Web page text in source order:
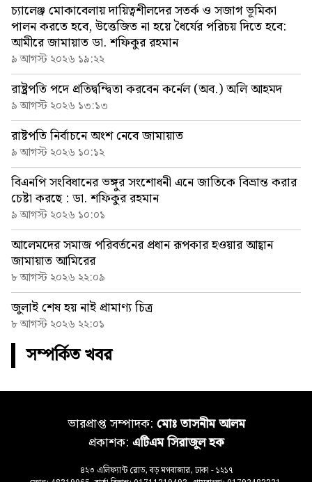
চ্যালেঞ্জ মোকাবেলায় দায়িত্বশীলদের সতর্ক ও সজাগ ভূমিকা
পালন করতে হবে, উত্তেজিত না হয়ে ধৈর্যের পরিচয় দিতে হবে:
আমীরে জামায়াত ডা. শফিকুর রহমান
৯ আগস্ট ২০২৬ ১৯:২২
রাষ্ট্রপতি পদে প্রতিদ্বন্দ্বিতা করবেন কর্নেল (অব.) অলি আহমদ
৯ আগস্ট ২০২৬ ১৩:১৩
রাষ্টপতি নির্বাচনে অংশ নেবে জামায়াত
৯ আগস্ট ২০২৬ ১০:১২
বিএনপি সংবিধানের ভঙ্গুর সংশোধনী এনে জাতিকে বিভ্রান্ত করার
চেষ্টা করছে : ডা. শফিকুর রহমান
৯ আগস্ট ২০২৬ ১০:০১
আলেমদের সমাজ পরিবর্তনের প্রধান রূপকার হওয়ার আহ্বান
জামায়াত আমিরের
৮ আগস্ট ২০২৬ ২২:০৯
জুলাই শেষ হয় নাই প্রামাণ্য চিত্র
৮ আগস্ট ২০২৬ ২২:০১
সম্পর্কিত খবর
ভারপ্রাপ্ত সম্পাদক: মোঃ তাসনীম আলম
প্রকাশক: এটিএম সিরাজুল হক
৪২৩ এলিফ্যান্ট রোড, বড় মগবাজার, ঢাকা - ১২১৭